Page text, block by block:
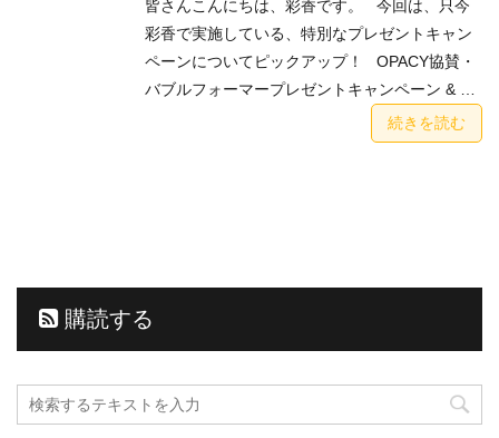
皆さんこんにちは、彩香です。 今回は、只今
彩香で実施している、特別なプレゼントキャン
ペーンについてピックアップ！ OPACY協賛・
バブルフォーマープレゼントキャンペーン & …
続きを読む
購読する